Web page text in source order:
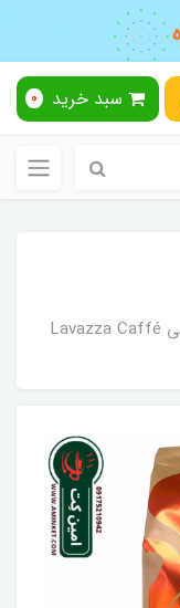
سبد خرید 0
دانه قهوه لاوازا کریما گوستوسو 1 کیلوگرمی Lavazza Caffé